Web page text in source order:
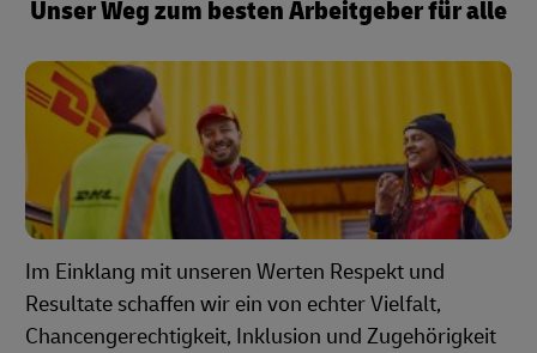
Unser Weg zum besten Arbeitgeber für alle
Im Einklang mit unseren Werten Respekt und
Resultate schaffen wir ein von echter Vielfalt,
Chancengerechtigkeit, Inklusion und Zugehörigkeit